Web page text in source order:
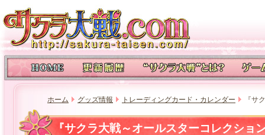
ホーム グッズ情報 トレーディングカード・カレンダー 『サ
『サクラ大戦～オールスターコレクショ